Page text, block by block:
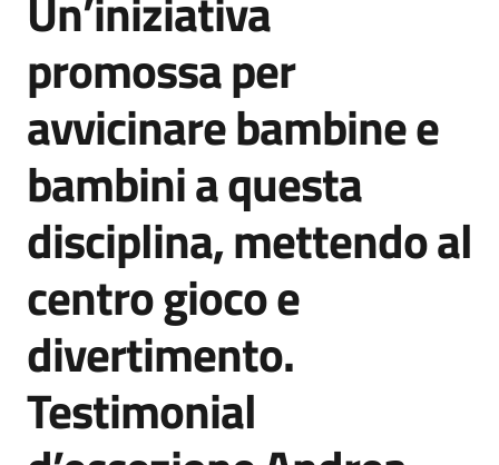
promossa per
avvicinare bambine e
bambini a questa
disciplina, mettendo al
centro gioco e
divertimento.
Testimonial